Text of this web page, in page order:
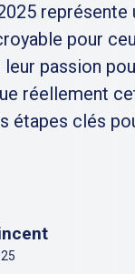
représente
pour
passion
réellement
étapes clés